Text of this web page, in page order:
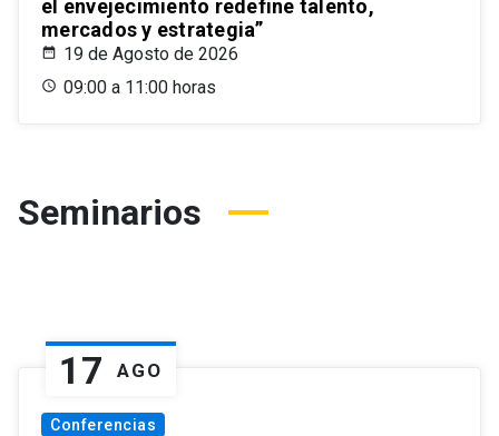
el envejecimiento redefine talento,
mercados y estrategia”
19 de Agosto de 2026
09:00 a 11:00 horas
Seminarios
17 AGO
Conferencias